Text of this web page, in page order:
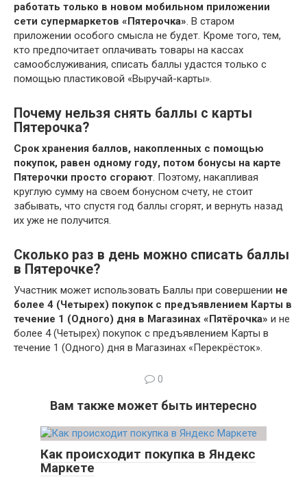
работать только в новом мобильном приложении
сети супермаркетов «Пятерочка». В старом
приложении особого смысла не будет. Кроме того, тем,
кто предпочитает оплачивать товары на кассах
самообслуживания, списать баллы удастся только с
помощью пластиковой «Выручай-карты».
Почему нельзя снять баллы с карты
Пятерочка?
Срок хранения баллов, накопленных с помощью
покупок, равен одному году, потом бонусы на карте
Пятерочки просто сгорают. Поэтому, накапливая
круглую сумму на своем бонусном счету, не стоит
забывать, что спустя год баллы сгорят, и вернуть назад
их уже не получится.
Сколько раз в день можно списать баллы
в Пятерочке?
Участник может использовать Баллы при совершении не
более 4 (Четырех) покупок с предъявлением Карты в
течение 1 (Одного) дня в Магазинах «Пятёрочка» и не
более 4 (Четырех) покупок с предъявлением Карты в
течение 1 (Одного) дня в Магазинах «Перекрёсток».
0
Вам также может быть интересно
Как происходит покупка в Яндекс
Маркете